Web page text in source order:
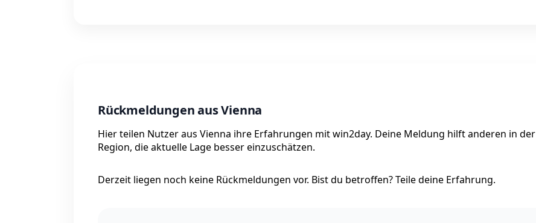
Rückmeldungen aus Vienna
Hier teilen Nutzer aus Vienna ihre Erfahrungen mit win2day. Deine Meldung hilft anderen in der
Region, die aktuelle Lage besser einzuschätzen.
Derzeit liegen noch keine Rückmeldungen vor. Bist du betroffen? Teile deine Erfahrung.